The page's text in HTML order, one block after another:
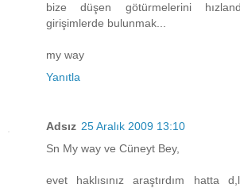
bize düşen götürmelerini
girişimlerde bulunmak...
my way
Yanıtla
Adsız 25 Aralık 2009 13:10
Sn My way ve Cüneyt Bey,
evet haklısınız araştırdım hatta